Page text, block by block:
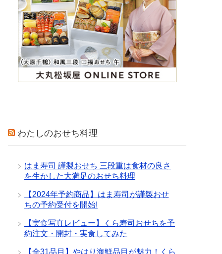
わたしのおせち料理
はま寿司 謹製おせち 三段重は食材の良さ
を生かした大満足のおせち料理
【2024年予約商品】はま寿司が謹製おせ
ちの予約受付を開始!
【実食写真レビュー】くら寿司おせちを予
約注文・開封・実食してみた
【全31品目】やはり海鮮品目が魅力！くら